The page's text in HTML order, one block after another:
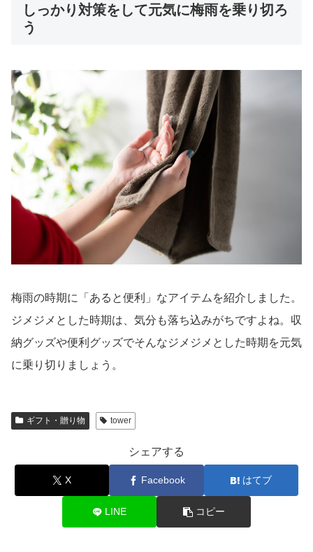
しっかり対策をして元気に梅雨を乗り切ろ
う
梅雨の時期に「あると便利」なアイテムを紹介しました。
ジメジメとした時期は、気分も落ち込みがちですよね。収
納グッズや便利グッズでそんなジメジメとした時期を元気
に乗り切りましょう。
ギフト・贈り物 tower
シェアする
X Facebook はてブ
LINE コピー